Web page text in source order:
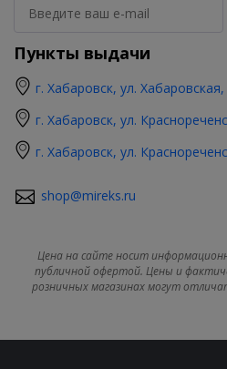
Пункты выдачи
г. Хабаровск, ул.
г. Хабаровск, ул.
г. Хабаровск, ул.
shop@mireks.ru
Цена на сайте носит
публичной офертой. Цены и
розничных магазинах могут